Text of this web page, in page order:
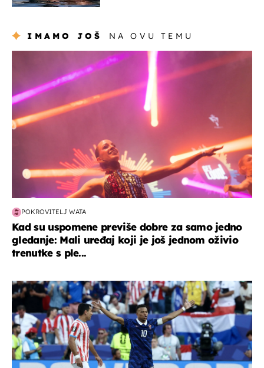
IMAMO JOŠ NA OVU TEMU
POKROVITELJ WATA
Kad su uspomene previše dobre za samo jedno
gledanje: Mali uređaj koji je još jednom oživio
trenutke s ple...
svjetsko prvenstvo 2026